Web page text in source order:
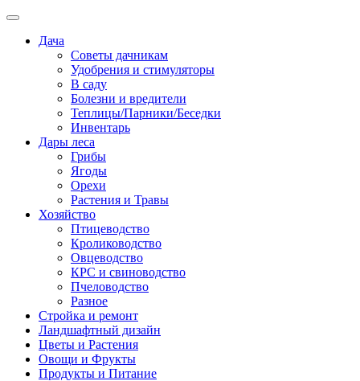
Дача
Советы дачникам
Удобрения и стимуляторы
В саду
Болезни и вредители
Теплицы/Парники/Беседки
Инвентарь
Дары леса
Грибы
Ягоды
Орехи
Растения и Травы
Хозяйство
Птицеводство
Кролиководство
Овцеводство
КРС и свиноводство
Пчеловодство
Разное
Стройка и ремонт
Ландшафтный дизайн
Цветы и Растения
Овощи и Фрукты
Продукты и Питание